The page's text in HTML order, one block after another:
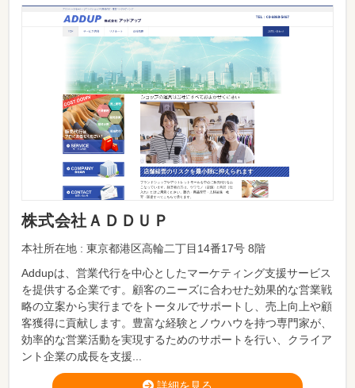
株式会社ＡＤＤＵＰ
本社所在地 : 東京都港区高輪二丁目14番17号 8階
Addupは、営業代行を中心としたマーケティング支援サービス
を提供する企業です。顧客のニーズに合わせた効果的な営業戦
略の立案から実行までをトータルでサポートし、売上向上や顧
客獲得に貢献します。豊富な経験とノウハウを持つ専門家が、
効率的な営業活動を実現するためのサポートを行い、クライア
ント企業の成長を支援...